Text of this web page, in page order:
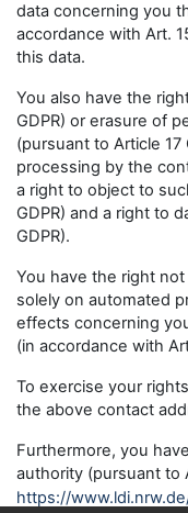
data concerning you
accordance with Art.
this data.
You also have the
GDPR) or erasure of
(pursuant to Article
processing by the
a right to object to
GDPR) and a right to
GDPR).
You have the right
solely on automated
effects concerning
(in accordance with
To exercise your
the above contact
Furthermore, you
authority (pursuant to
https://